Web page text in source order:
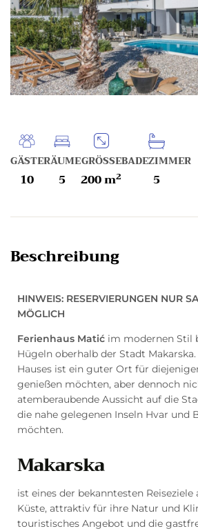
GÄSTE
10
RÄUME
5
GRÖSSE
200 m2
BADEZIMMER
5
Beschreibung
HINWEIS: RESERVIERUNGEN NUR
MÖGLICH
Ferienhaus Matić im modernen Stil
Hügeln oberhalb der Stadt
Hauses ist ein guter Ort für
genießen möchten, aber dennoch
atemberaubende Aussicht auf die
die nahe gelegenen Inseln Hvar und
möchten.
Makarska
ist eines der bekanntesten
Küste, attraktiv für ihre Natur und
touristisches Angebot und die